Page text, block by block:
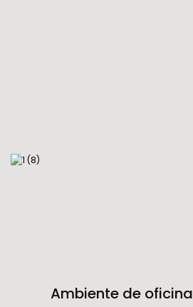
Ambiente de oficina